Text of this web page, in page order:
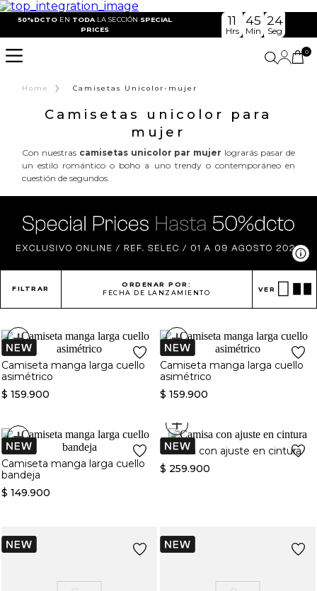
50%DCTO EN TODA LA SECCIÓN SPECIAL
PRICES
11
Hrs
45
Min
23
Seg
0
Home › Camisetas Unicolor-mujer
Camisetas unicolor para
mujer
Con nuestras camisetas unicolor par mujer lograrás pasar de
un estilo romántico o boho a uno trendy o contemporáneo en
cuestión de segundos.
FILTRAR
ORDENAR POR:
FECHA DE LANZAMIENTO
VER
+
Camiseta manga larga cuello
asimétrico
$ 159.900
+
Camiseta manga larga cuello
asimétrico
$ 159.900
+
Camiseta manga larga cuello
bandeja
$ 149.900
+
Camisa con ajuste en cintura
$ 259.900